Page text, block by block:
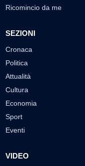
Ricomincio da me
SEZIONI
Cronaca
Politica
Attualità
Cultura
Economia
Sport
Eventi
VIDEO